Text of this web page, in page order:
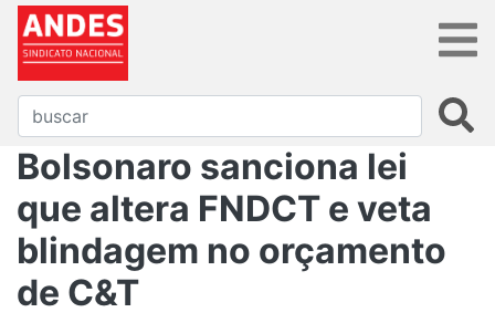
Bolsonaro sanciona lei
que altera FNDCT e veta
blindagem no orçamento
de C&T